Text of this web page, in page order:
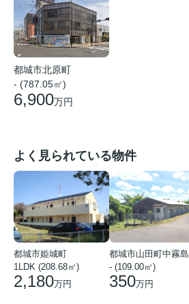
都城市北原町
- (787.05㎡)
6,900万円
よく見られている物件
都城市姫城町
1LDK (208.68㎡)
2,180万円
都城市山田町中霧島
- (109.00㎡)
350万円